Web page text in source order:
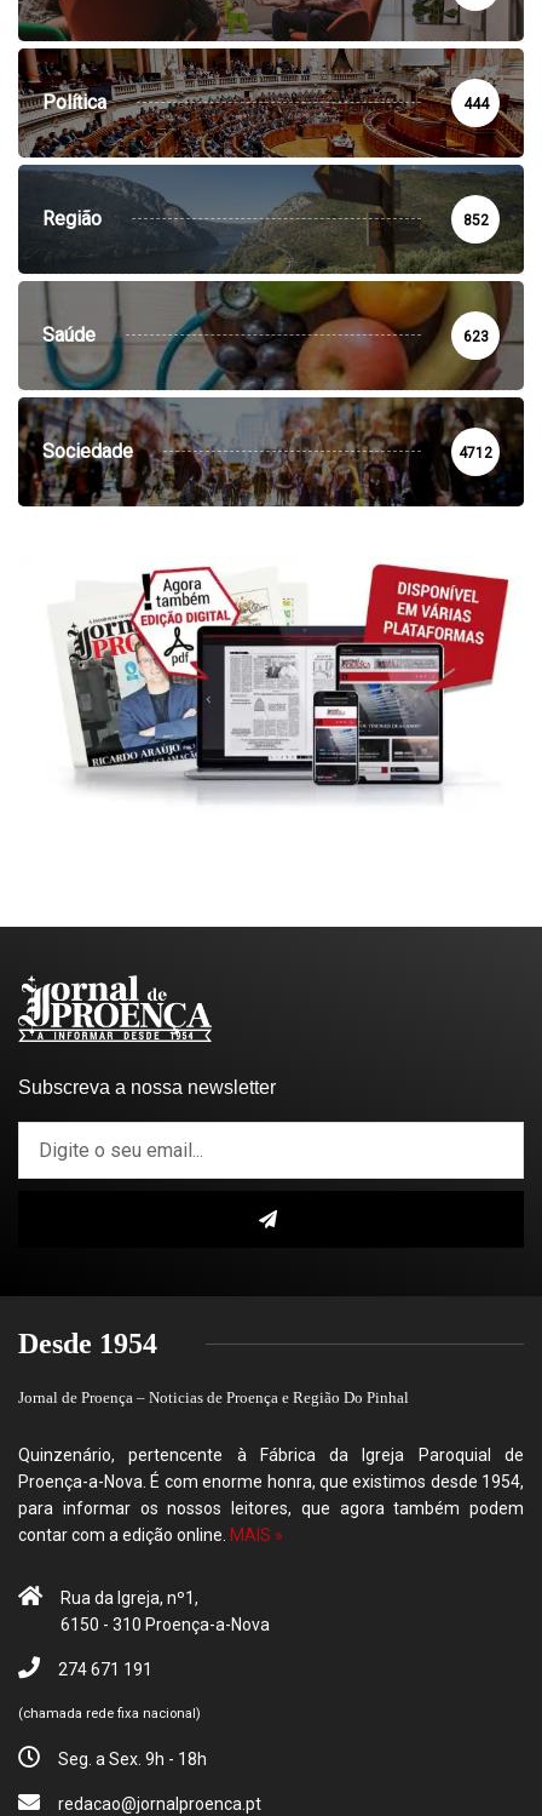
Política 444
Região 852
Saúde 623
Sociedade 4712
Subscreva a nossa newsletter
Desde 1954
Jornal de Proença – Noticias de Proença e Região Do Pinhal
Quinzenário, pertencente à Fábrica da Igreja Paroquial de
Proença-a-Nova. É com enorme honra, que existimos desde 1954,
para informar os nossos leitores, que agora também podem
contar com a edição online. MAIS »
Rua da Igreja, nº1,
6150 - 310 Proença-a-Nova
274 671 191
(chamada rede fixa nacional)
Seg. a Sex. 9h - 18h
redacao@jornalproenca.pt